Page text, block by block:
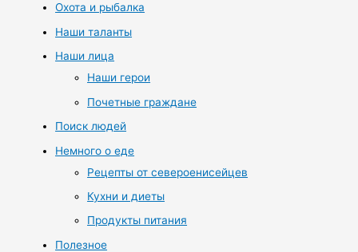
Охота и рыбалка
Наши таланты
Наши лица
Наши герои
Почетные граждане
Поиск людей
Немного о еде
Рецепты от североенисейцев
Кухни и диеты
Продукты питания
Полезное